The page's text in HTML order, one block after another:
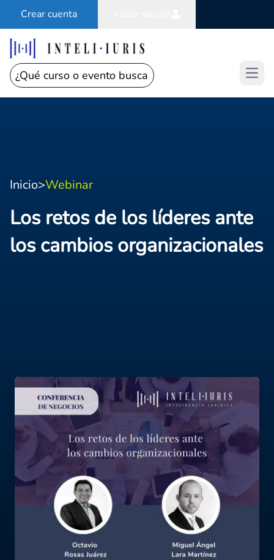
Crear cuenta
Inicio>Webinar
Los retos de los líderes ante
los cambios organizacionales